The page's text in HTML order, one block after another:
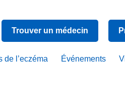
Trouver un médecin
de l’eczéma Événements